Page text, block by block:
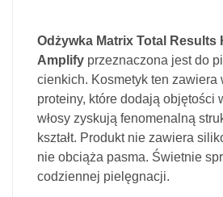
Odżywka Matrix Total Results
Amplify przeznaczona jest do
cienkich. Kosmetyk ten zawiera
proteiny, które dodają objętości
włosy zyskują fenomenalną
kształt. Produkt nie zawiera
nie obciąża pasma. Świetnie
codziennej pielęgnacji.